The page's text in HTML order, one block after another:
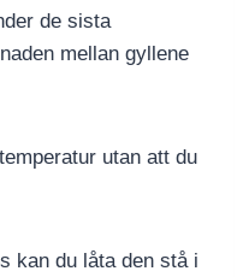
de sista
mellan gyllene
utan att du
kan du låta den stå i